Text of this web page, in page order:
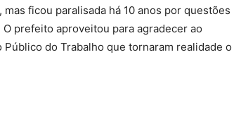
ficou paralisada há 10 anos por questões
prefeito aproveitou para agradecer ao
do Trabalho que tornaram realidade o